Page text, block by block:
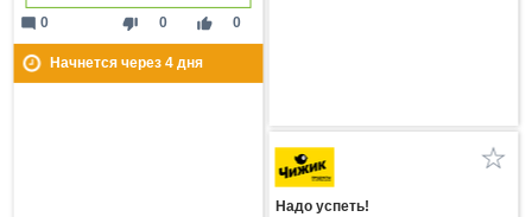
thumb_down 0 thumb_up 0
mode_comment 0
Начнется через 4дня
Надо успеть!